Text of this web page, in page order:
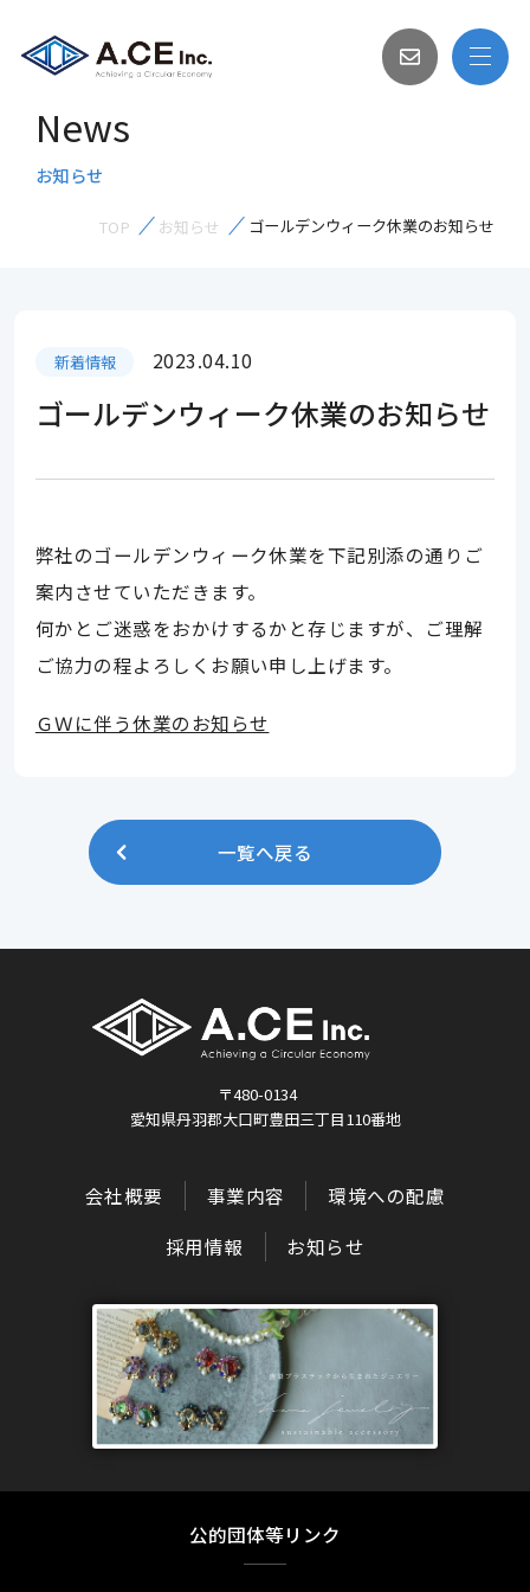
News
お知らせ
TOP お知らせ ゴールデンウィーク休業のお知らせ
新着情報 2023.04.10
ゴールデンウィーク休業のお知らせ
弊社のゴールデンウィーク休業を下記別添の通りご
案内させていただきます。
何かとご迷惑をおかけするかと存じますが、ご理解
ご協力の程よろしくお願い申し上げます。
ＧＷに伴う休業のお知らせ
一覧へ戻る
〒480-0134
愛知県丹羽郡大口町豊田三丁目110番地
会社概要 事業内容
環境への配慮
採用情報
お知らせ
公的団体等リンク